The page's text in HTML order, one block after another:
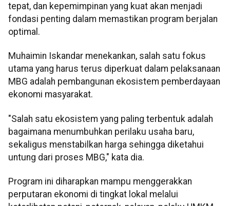
tepat, dan kepemimpinan yang kuat akan menjadi
fondasi penting dalam memastikan program berjalan
optimal.
Muhaimin Iskandar menekankan, salah satu fokus
utama yang harus terus diperkuat dalam pelaksanaan
MBG adalah pembangunan ekosistem pemberdayaan
ekonomi masyarakat.
"Salah satu ekosistem yang paling terbentuk adalah
bagaimana menumbuhkan perilaku usaha baru,
sekaligus menstabilkan harga sehingga diketahui
untung dari proses MBG," kata dia.
Program ini diharapkan mampu menggerakkan
perputaran ekonomi di tingkat lokal melalui